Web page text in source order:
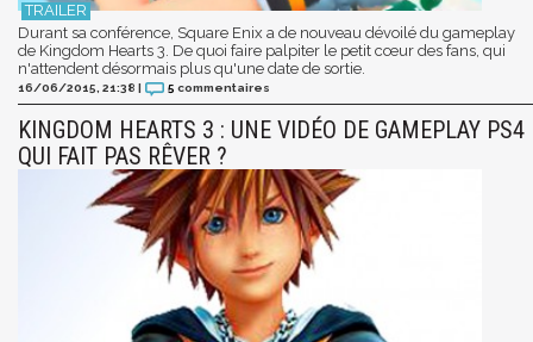
Durant sa conférence, Square Enix a de nouveau dévoilé du gameplay
de Kingdom Hearts 3. De quoi faire palpiter le petit cœur des fans, qui
n'attendent désormais plus qu'une date de sortie.
16/06/2015, 21:38 | 5 commentaires
KINGDOM HEARTS 3 : UNE VIDÉO DE GAMEPLAY PS4
QUI FAIT PAS RÊVER ?